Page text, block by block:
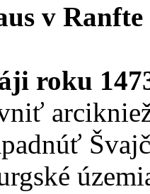
v
roku